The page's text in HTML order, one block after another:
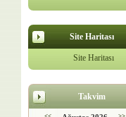
Site Haritası
Site Haritası
Takvim